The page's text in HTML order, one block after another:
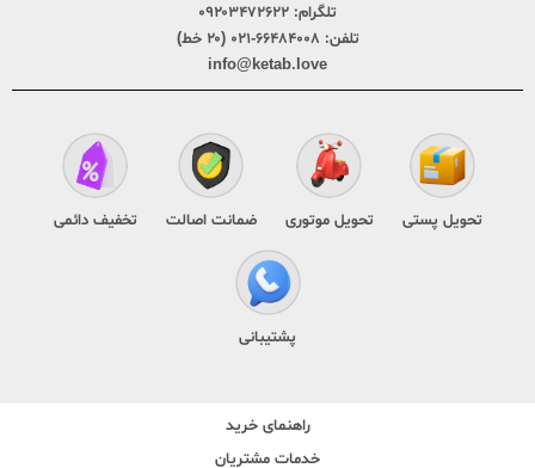
تلگرام: ۰۹۲۰۳۴۷۲۶۲۲
تلفن: ۶۶۴۸۴۰۰۸-۰۲۱ (۲۰ خط)
info@ketab.love
تحویل پستی تحویل موتوری ضمانت اصالت تخفیف دائمی
پشتیبانی
راهنمای خرید
خدمات مشتریان